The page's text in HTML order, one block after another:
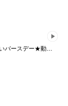
お祝いバースデー★動く絵文字